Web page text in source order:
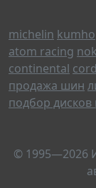
michelin kumho
atom racing
continental
продажа шин
подбор
© 1995—2026